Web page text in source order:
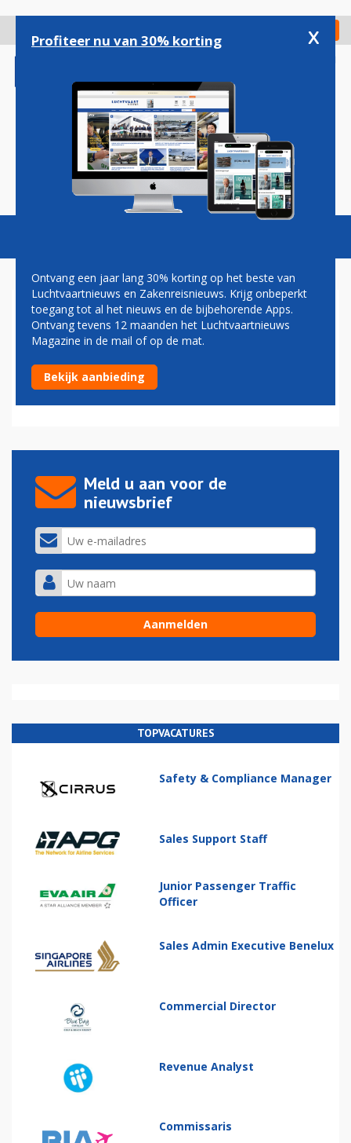
gaan
Check in
Magazine Podcasts Vacatures
TWOFLEX
Azul neemt regionale branchegenoot TwoFlex over
16-01-2020 - 08:37
Meld u aan voor de
nieuwsbrief
TOPVACATURES
Safety & Compliance Manager
Sales Support Staff
Junior Passenger Traffic
Officer
Sales Admin Executive Benelux
Commercial Director
Revenue Analyst
Commissaris
Profiteer nu van 30% korting x
Ontvang een jaar lang 30% korting op het beste van
Luchtvaartnieuws en Zakenreisnieuws. Krijg onbeperkt
toegang tot al het nieuws en de bijbehorende Apps.
Ontvang tevens 12 maanden het Luchtvaartnieuws
Magazine in de mail of op de mat.
Bekijk aanbieding